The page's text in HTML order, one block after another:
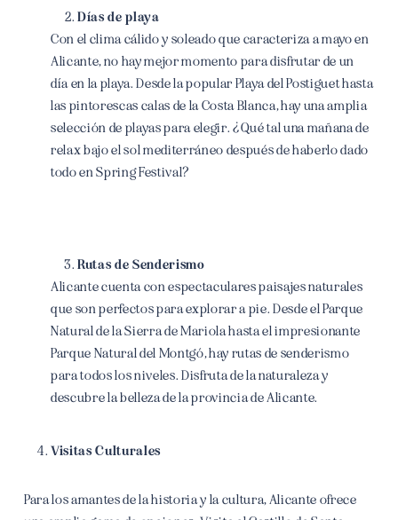
Días de playa
Con el clima cálido y soleado que caracteriza a mayo en
Alicante, no hay mejor momento para disfrutar de un
día en la playa. Desde la popular Playa del Postiguet hasta
las pintorescas calas de la Costa Blanca, hay una amplia
selección de playas para elegir. ¿Qué tal una mañana de
relax bajo el sol mediterráneo después de haberlo dado
todo en Spring Festival?
Rutas de Senderismo
Alicante cuenta con espectaculares paisajes naturales
que son perfectos para explorar a pie. Desde el Parque
Natural de la Sierra de Mariola hasta el impresionante
Parque Natural del Montgó, hay rutas de senderismo
para todos los niveles. Disfruta de la naturaleza y
descubre la belleza de la provincia de Alicante.
Visitas Culturales
Para los amantes de la historia y la cultura, Alicante ofrece